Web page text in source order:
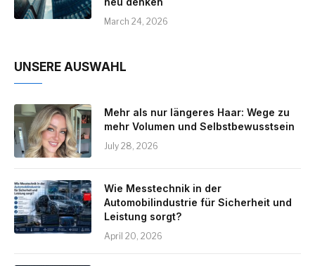
March 24, 2026
UNSERE AUSWAHL
Mehr als nur längeres Haar: Wege zu
mehr Volumen und Selbstbewusstsein
July 28, 2026
Wie Messtechnik in der
Automobilindustrie für Sicherheit und
Leistung sorgt?
April 20, 2026